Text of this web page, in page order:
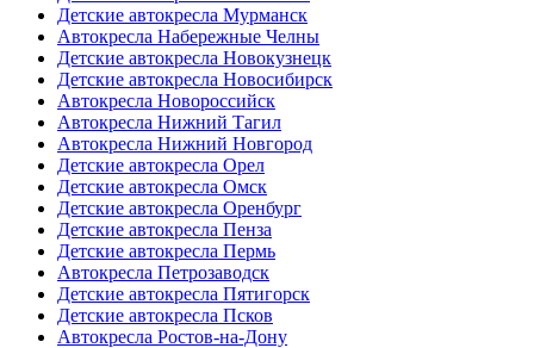
Детские автокресла Мурманск
Автокресла Набережные Челны
Детские автокресла Новокузнецк
Детские автокресла Новосибирск
Автокресла Новороссийск
Автокресла Нижний Тагил
Автокресла Нижний Новгород
Детские автокресла Орел
Детские автокресла Омск
Детские автокресла Оренбург
Детские автокресла Пенза
Детские автокресла Пермь
Автокресла Петрозаводск
Детские автокресла Пятигорск
Детские автокресла Псков
Автокресла Ростов-на-Дону